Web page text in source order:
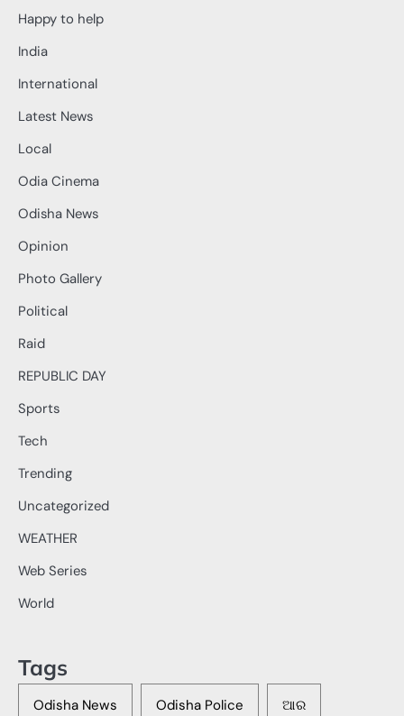
Happy to help
India
International
Latest News
Local
Odia Cinema
Odisha News
Opinion
Photo Gallery
Political
Raid
REPUBLIC DAY
Sports
Tech
Trending
Uncategorized
WEATHER
Web Series
World
Tags
Odisha News Odisha Police ଆର